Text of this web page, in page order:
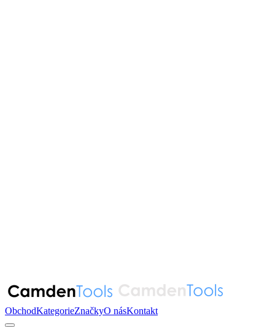
ObchodKategorieZnačkyO násKontakt